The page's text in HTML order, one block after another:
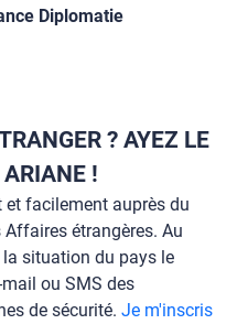
Diplomatie
? AYEZ LE
ARIANE !
facilement auprès du
étrangères. Au
situation du pays le
ou SMS des
de sécurité. Je m'inscris